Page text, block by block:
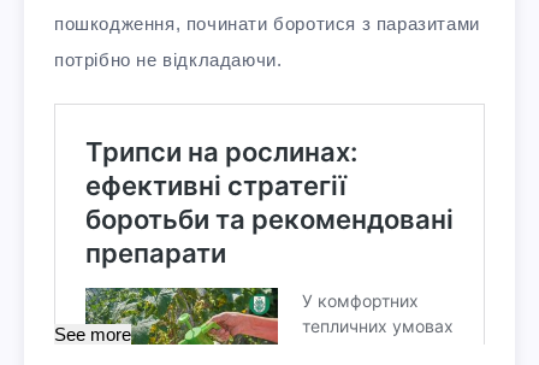
пошкодження, починати боротися з паразитами
потрібно не відкладаючи.
See more